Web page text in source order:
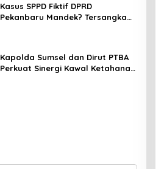
Kasus SPPD Fiktif DPRD
Pekanbaru Mandek? Tersangka
Kapolda Sumsel dan Dirut PTBA
Perkuat Sinergi Kawal Ketahanan